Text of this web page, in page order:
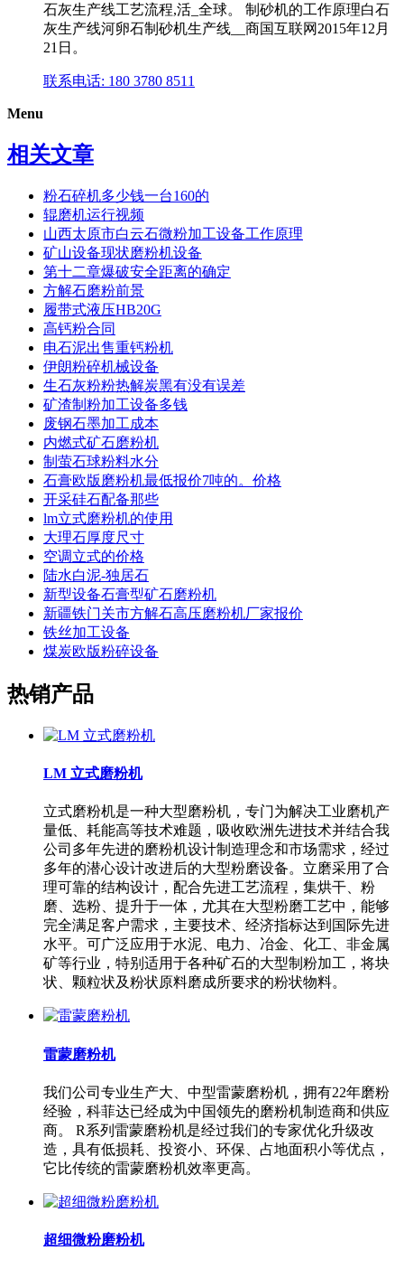
石灰生产线工艺流程,活_全球。 制砂机的工作原理白石
灰生产线河卵石制砂机生产线__商国互联网2015年12月
21日。
联系电话: 180 3780 8511
Menu
相关文章
粉石碎机多少钱一台160的
辊磨机运行视频
山西太原市白云石微粉加工设备工作原理
矿山设备现状磨粉机设备
第十二章爆破安全距离的确定
方解石磨粉前景
履带式液压HB20G
高钙粉合同
电石泥出售重钙粉机
伊朗粉碎机械设备
生石灰粉粉热解炭黑有没有误差
矿渣制粉加工设备多钱
废钢石墨加工成本
内燃式矿石磨粉机
制萤石球粉料水分
石膏欧版磨粉机最低报价7吨的。价格
开采硅石配备那些
lm立式磨粉机的使用
大理石厚度尺寸
空调立式的价格
陆水白泥-独居石
新型设备石膏型矿石磨粉机
新疆铁门关市方解石高压磨粉机厂家报价
铁丝加工设备
煤炭欧版粉碎设备
热销产品
LM 立式磨粉机
立式磨粉机是一种大型磨粉机，专门为解决工业磨机产
量低、耗能高等技术难题，吸收欧洲先进技术并结合我
公司多年先进的磨粉机设计制造理念和市场需求，经过
多年的潜心设计改进后的大型粉磨设备。立磨采用了合
理可靠的结构设计，配合先进工艺流程，集烘干、粉
磨、选粉、提升于一体，尤其在大型粉磨工艺中，能够
完全满足客户需求，主要技术、经济指标达到国际先进
水平。可广泛应用于水泥、电力、冶金、化工、非金属
矿等行业，特别适用于各种矿石的大型制粉加工，将块
状、颗粒状及粉状原料磨成所要求的粉状物料。
雷蒙磨粉机
我们公司专业生产大、中型雷蒙磨粉机，拥有22年磨粉
经验，科菲达已经成为中国领先的磨粉机制造商和供应
商。 R系列雷蒙磨粉机是经过我们的专家优化升级改
造，具有低损耗、投资小、环保、占地面积小等优点，
它比传统的雷蒙磨粉机效率更高。
超细微粉磨粉机